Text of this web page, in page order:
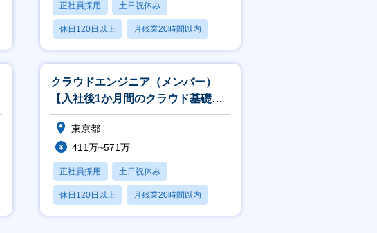
正社員採用 土日祝休み
休日120日以上 月残業20時間以内
賞与あり
クラウドエンジニア（メンバー）
【入社後1か月間のクラウド基礎研
修／キャリアプラン優先のアサイ
ン！】東京都
411万~571万
正社員採用 土日祝休み
休日120日以上 月残業20時間以内
賞与あり